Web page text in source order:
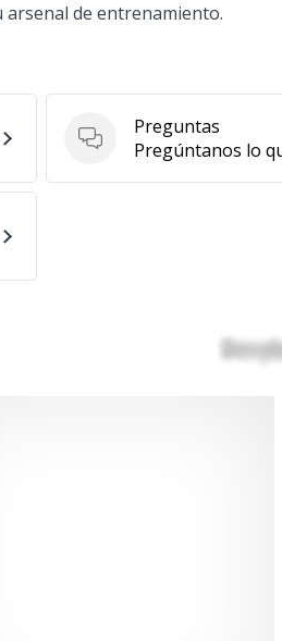
arsenal de entrenamiento.
Preguntas
Preguntas
Pregúntanos lo